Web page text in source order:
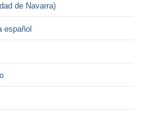
de Navarra)
español